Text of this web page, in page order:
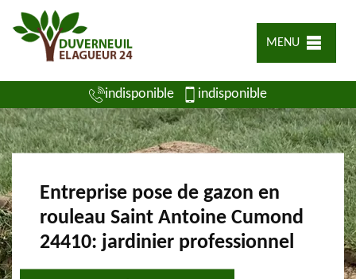
MENU
indisponible indisponible
Entreprise pose de gazon en
rouleau Saint Antoine Cumond
24410: jardinier professionnel